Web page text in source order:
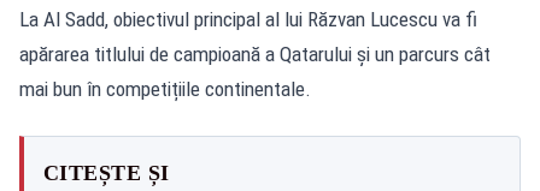
La Al Sadd, obiectivul principal al lui Răzvan Lucescu va fi
apărarea titlului de campioană a Qatarului și un parcurs cât
mai bun în competițiile continentale.
CITEȘTE ȘI